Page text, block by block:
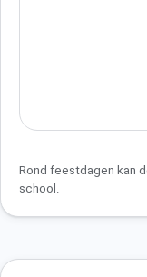
Rond feestdagen kan
school.